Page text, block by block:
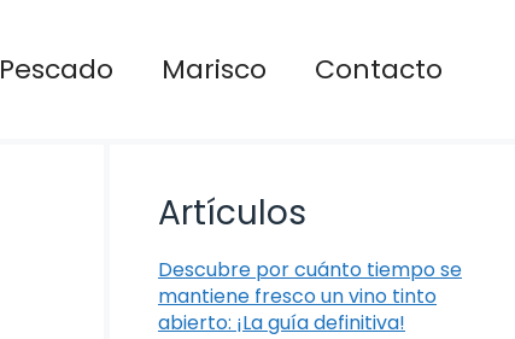
Pescado Marisco Contacto
Artículos
Descubre por cuánto tiempo se
mantiene fresco un vino tinto
abierto: ¡La guía definitiva!